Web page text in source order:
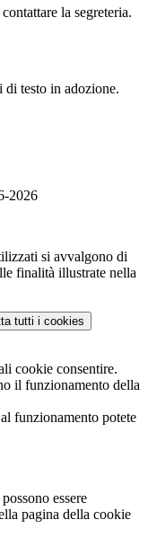
la segreteria.
testo in adozione.
2026
si avvalgono di
finalità illustrate nella
tutti i cookies
cookie consentire.
il funzionamento della
funzionamento potete
essere
pagina della cookie